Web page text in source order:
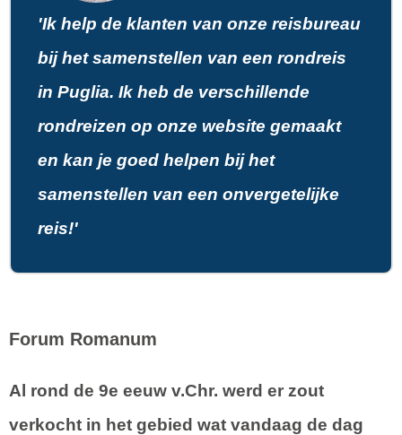
'Ik help de klanten van onze reisbureau
bij het samenstellen van een rondreis
in Puglia. Ik heb de verschillende
rondreizen op onze website gemaakt
en kan je goed helpen bij het
samenstellen van een onvergetelijke
reis!'
Forum Romanum
Al rond de 9e eeuw v.Chr. werd er zout
verkocht in het gebied wat vandaag de dag